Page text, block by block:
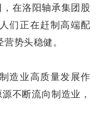
在洛阳轴承集团股
们正在赶制高端配
势头稳健。
业高质量发展作
不断流向制造业，